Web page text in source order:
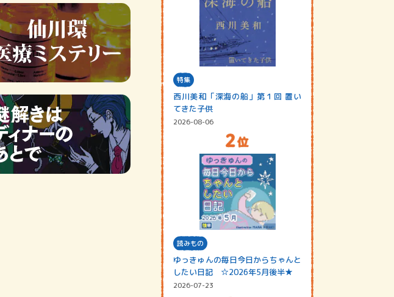
特集
西川美和「深海の船」第１回 置い
てきた子供
2026-08-06
読みもの
ゆっきゅんの毎日今日からちゃんと
したい日記 ☆2026年5月後半★
2026-07-23